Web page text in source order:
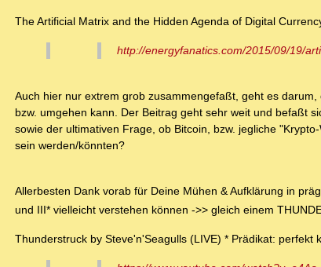
The Artificial Matrix and the Hidden Agenda of Digital
http://energyfanatics.com/2015/09/19/
Auch hier nur extrem grob zusammengefaßt, geht es
bzw. umgehen kann. Der Beitrag geht sehr weit und befaßt
sowie der ultimativen Frage, ob Bitcoin, bzw. jegliche
sein werden/könnten?
Allerbesten Dank vorab für Deine Mühen & Aufklärung in
und III* vielleicht verstehen können ->> gleich einem
Thunderstruck by Steve'n'Seagulls (LIVE) * Prädikat: perfekt